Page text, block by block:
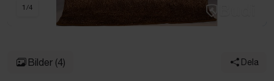
1 /4
Bilder (4) Dela